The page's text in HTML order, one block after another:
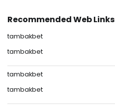
Recommended Web Links
tambakbet
tambakbet
tambakbet
tambakbet